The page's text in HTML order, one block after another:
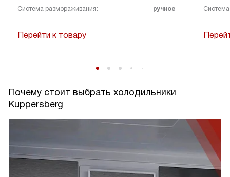
Система размораживания:
ручное
Перейти к товару
Почему стоит выбрать холодильники
Kuppersberg